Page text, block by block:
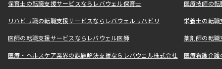
保育士の転職支援サービスならレバウェル保育士 医療技師の
リハビリ職の転職支援サービスならレバウェルリハビリ 栄養士の転
医師の転職支援サービスならレバウェル医師 薬剤師の転
医療・ヘルスケア業界の課題解決支援ならレバウェル株式会社 医療看護介